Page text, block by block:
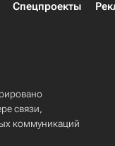
Спецпроекты
связи,
коммуникаций